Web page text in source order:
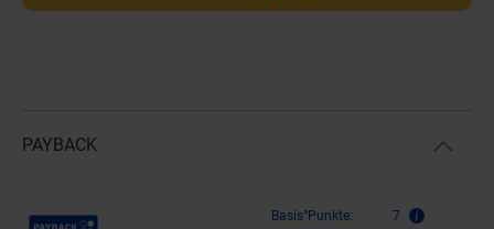
PAYBACK
Payback Punkte Basis°Punkte:
7